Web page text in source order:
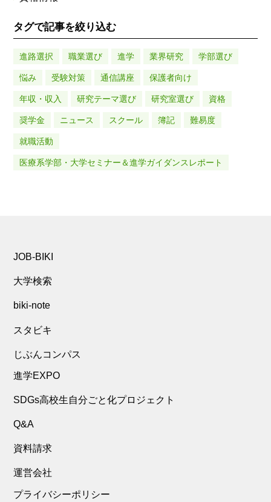
タグで記事を絞り込む
進路選択 職業選び 進学 業界研究 学部選び
悩み 受験対策 通信講座 保護者向け
年収・収入 研究テーマ選び 研究室選び 資格
奨学金 ニュース スクール 簿記 難易度
就職活動
医療系学部・大学セミナー＆進学ガイダンスレポート
JOB-BIKI
大学検索
biki-note
スタビキ
じぶんコンパス
進学EXPO
SDGs高校生自分ごと化プロジェクト
Q&A
資料請求
運営会社
プライバシーポリシー